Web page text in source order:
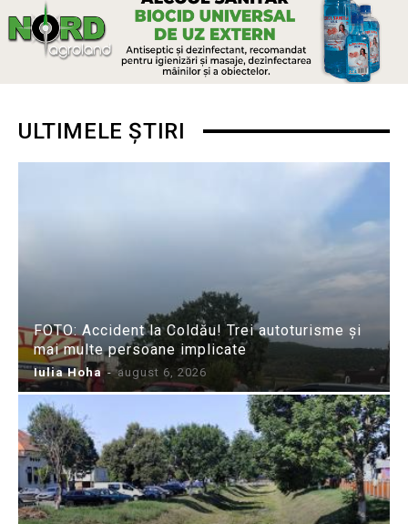
ULTIMELE ȘTIRI
FOTO: Accident la Coldău! Trei autoturisme și
mai multe persoane implicate
Iulia Hoha - august 6, 2026